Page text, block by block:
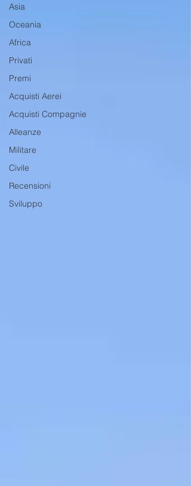
Asia
Oceania
Africa
Privati
Premi
Acquisti Aerei
Acquisti Compagnie
Alleanze
Militare
Civile
Recensioni
Sviluppo